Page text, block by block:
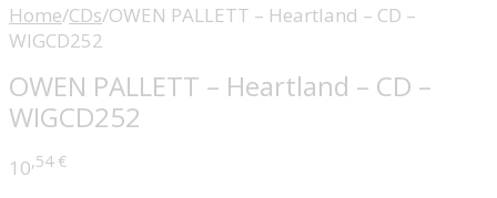
Home/CDs/OWEN PALLETT – Heartland – CD –
WIGCD252
OWEN PALLETT – Heartland – CD –
WIGCD252
10,54 €